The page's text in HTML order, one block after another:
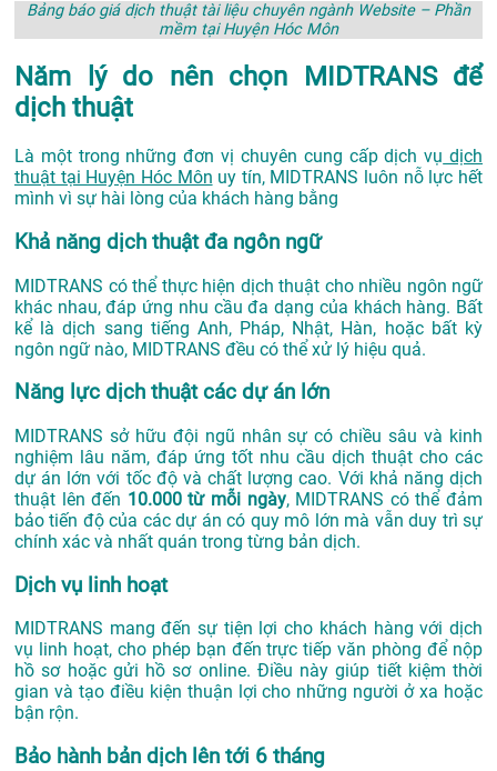
Bảng báo giá dịch thuật tài liệu chuyên ngành Website – Phần
mềm tại Huyện Hóc Môn
Năm lý do nên chọn MIDTRANS để
dịch thuật
Là một trong những đơn vị chuyên cung cấp dịch vụ dịch
thuật tại Huyện Hóc Môn uy tín, MIDTRANS luôn nỗ lực hết
mình vì sự hài lòng của khách hàng bằng
Khả năng dịch thuật đa ngôn ngữ
MIDTRANS có thể thực hiện dịch thuật cho nhiều ngôn ngữ
khác nhau, đáp ứng nhu cầu đa dạng của khách hàng. Bất
kể là dịch sang tiếng Anh, Pháp, Nhật, Hàn, hoặc bất kỳ
ngôn ngữ nào, MIDTRANS đều có thể xử lý hiệu quả.
Năng lực dịch thuật các dự án lớn
MIDTRANS sở hữu đội ngũ nhân sự có chiều sâu và kinh
nghiệm lâu năm, đáp ứng tốt nhu cầu dịch thuật cho các
dự án lớn với tốc độ và chất lượng cao. Với khả năng dịch
thuật lên đến 10.000 từ mỗi ngày, MIDTRANS có thể đảm
bảo tiến độ của các dự án có quy mô lớn mà vẫn duy trì sự
chính xác và nhất quán trong từng bản dịch.
Dịch vụ linh hoạt
MIDTRANS mang đến sự tiện lợi cho khách hàng với dịch
vụ linh hoạt, cho phép bạn đến trực tiếp văn phòng để nộp
hồ sơ hoặc gửi hồ sơ online. Điều này giúp tiết kiệm thời
gian và tạo điều kiện thuận lợi cho những người ở xa hoặc
bận rộn.
Bảo hành bản dịch lên tới 6 tháng